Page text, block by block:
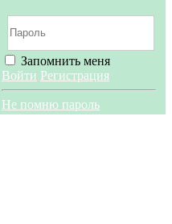
Запомнить меня
Войти Регистрация
Не помню пароль